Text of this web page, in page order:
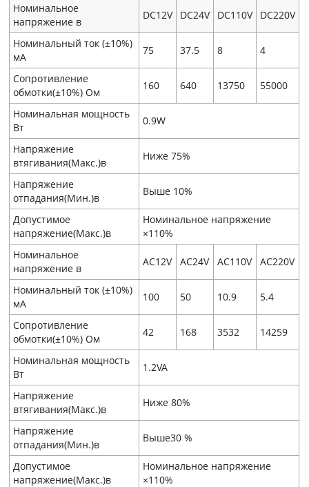
Номинальное
напряжение в
DC12V DC24V DC110V DC220V
Номинальный ток (±10%)
мA
75 37.5 8 4
Сопротивление
обмотки(±10%) Ом
160 640 13750 55000
Номинальная мощность
Вт
0.9W
Напряжение
втягивания(Макс.)в
Ниже 75%
Напряжение
отпадания(Мин.)в
Выше 10%
Допустимое
напряжение(Макс.)в
Номинальное напряжение
×110%
Номинальное
напряжение в
AC12V AC24V AC110V AC220V
Номинальный ток (±10%)
мA
100 50 10.9 5.4
Сопротивление
обмотки(±10%) Ом
42 168 3532 14259
Номинальная мощность
Вт
1.2VA
Напряжение
втягивания(Макс.)в
Ниже 80%
Напряжение
отпадания(Мин.)в
Выше30 %
Допустимое
напряжение(Макс.)в
Номинальное напряжение
×110%